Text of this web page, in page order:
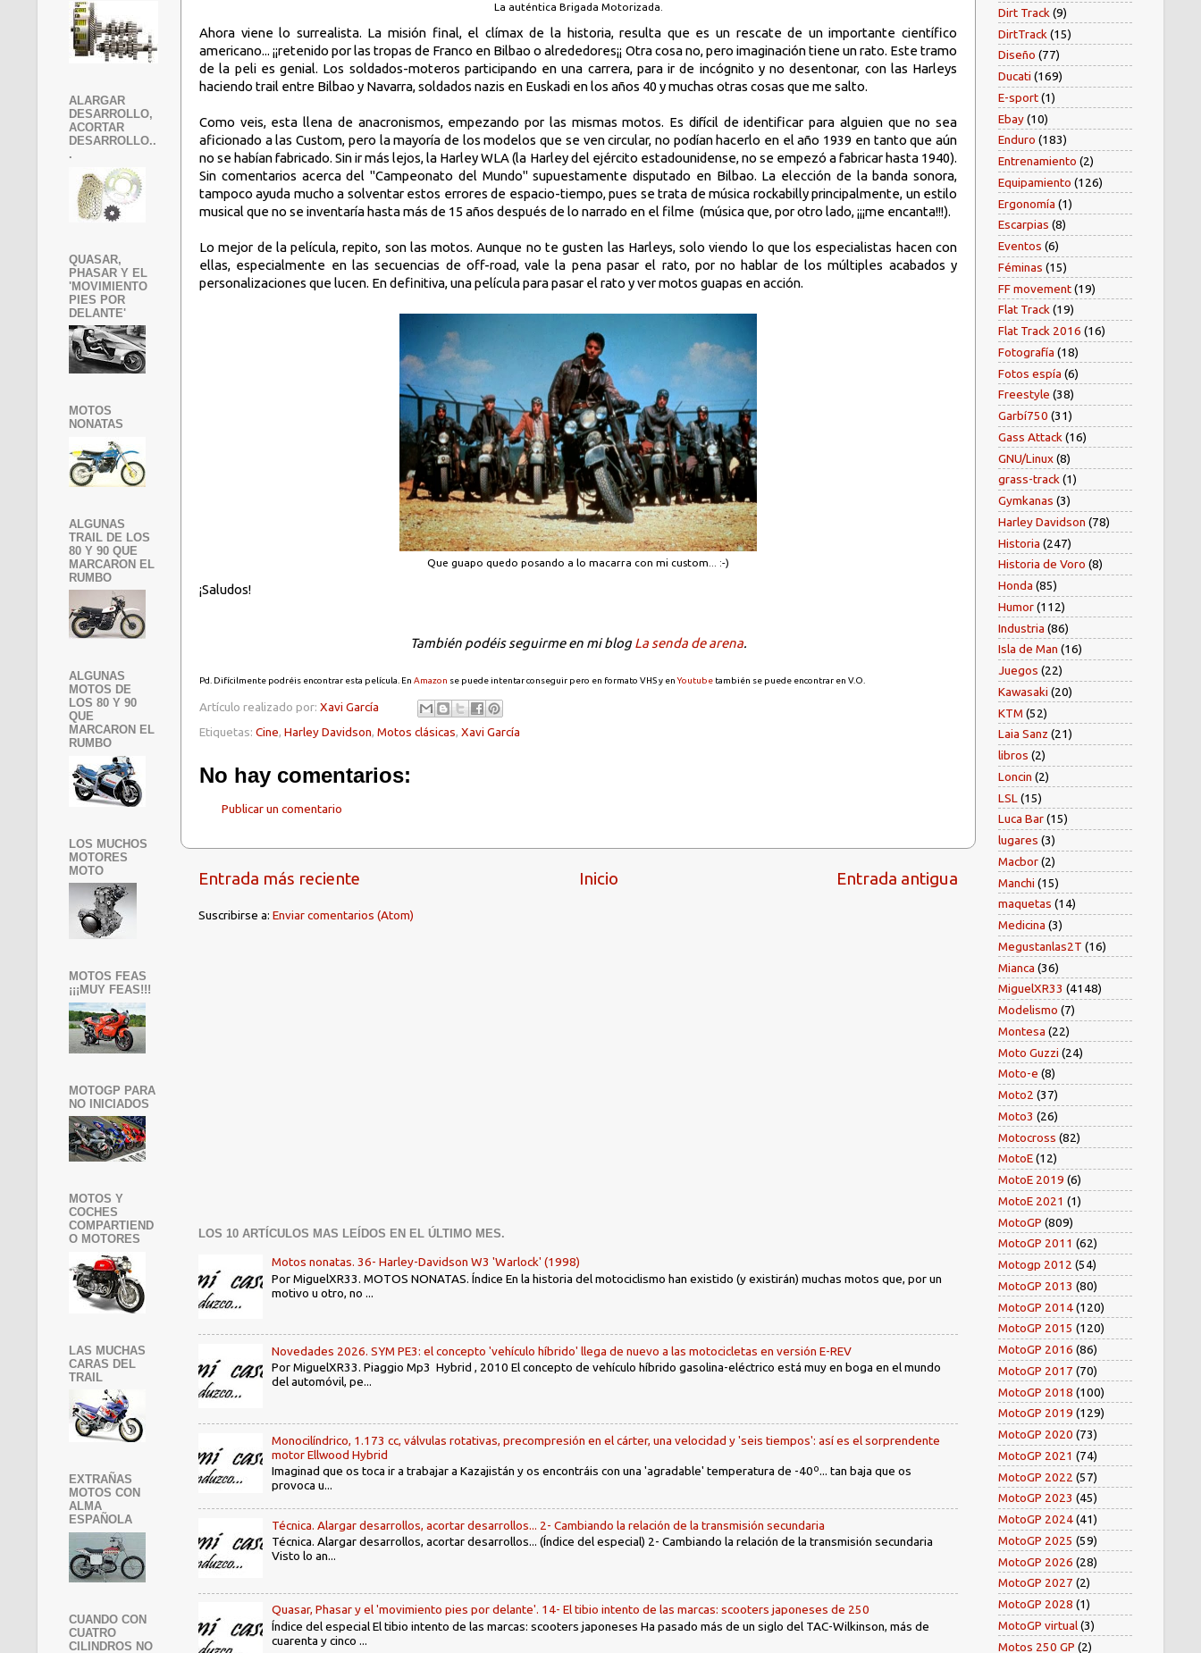
La auténtica Brigada Motorizada.
Ahora viene lo surrealista. La misión final, el clímax de la historia, resulta que es un rescate de un importante científico
americano... ¡¡retenido por las tropas de Franco en Bilbao o alrededores¡¡ Otra cosa no, pero imaginación tiene un rato. Este tramo
de la peli es genial. Los soldados-moteros participando en una carrera, para ir de incógnito y no desentonar, con las Harleys
haciendo trail entre Bilbao y Navarra, soldados nazis en Euskadi en los años 40 y muchas otras cosas que me salto.
Como veis, esta llena de anacronismos, empezando por las mismas motos. Es difícil de identificar para alguien que no sea
aficionado a las Custom, pero la mayoría de los modelos que se ven circular, no podían hacerlo en el año 1939 en tanto que aún
no se habían fabricado. Sin ir más lejos, la Harley WLA (la Harley del ejército estadounidense, no se empezó a fabricar hasta 1940).
Sin comentarios acerca del "Campeonato del Mundo" supuestamente disputado en Bilbao. La elección de la banda sonora,
tampoco ayuda mucho a solventar estos errores de espacio-tiempo, pues se trata de música rockabilly principalmente, un estilo
musical que no se inventaría hasta más de 15 años después de lo narrado en el filme (música que, por otro lado, ¡¡¡me encanta!!!).
Lo mejor de la película, repito, son las motos. Aunque no te gusten las Harleys, solo viendo lo que los especialistas hacen con
ellas, especialmente en las secuencias de off-road, vale la pena pasar el rato, por no hablar de los múltiples acabados y
personalizaciones que lucen. En definitiva, una película para pasar el rato y ver motos guapas en acción.
Que guapo quedo posando a lo macarra con mi custom... :-)
¡Saludos!
También podéis seguirme en mi blogLa senda de arena.
Pd. Difícilmente podréis encontrar esta película. En Amazon se puede intentar conseguir pero en formato VHS y enYoutube también se puede encontrar en V.O.
Artículo realizado por: Xavi García
Etiquetas: Cine, Harley Davidson, Motos clásicas, Xavi García
No hay comentarios:
Publicar un comentario
Entrada más reciente Entrada antigua
Inicio
Suscribirse a: Enviar comentarios (Atom)
LOS 10 ARTÍCULOS MAS LEÍDOS EN EL ÚLTIMO MES.
Motos nonatas. 36- Harley-Davidson W3 'Warlock' (1998)
Por MiguelXR33. MOTOS NONATAS. Índice En la historia del motociclismo han existido (y existirán) muchas motos que, por un
motivo u otro, no ...
Novedades 2026. SYM PE3: el concepto 'vehículo híbrido' llega de nuevo a las motocicletas en versión E-REV
Por MiguelXR33. Piaggio Mp3 Hybrid , 2010 El concepto de vehículo híbrido gasolina-eléctrico está muy en boga en el mundo
del automóvil, pe...
Monocilíndrico, 1.173 cc, válvulas rotativas, precompresión en el cárter, una velocidad y 'seis tiempos': así es el sorprendente
motor Ellwood Hybrid
Imaginad que os toca ir a trabajar a Kazajistán y os encontráis con una 'agradable' temperatura de -40º... tan baja que os
provoca u...
Técnica. Alargar desarrollos, acortar desarrollos... 2- Cambiando la relación de la transmisión secundaria
Técnica. Alargar desarrollos, acortar desarrollos... (Índice del especial) 2- Cambiando la relación de la transmisión secundaria
Visto lo an...
Quasar, Phasar y el 'movimiento pies por delante'. 14- El tibio intento de las marcas: scooters japoneses de 250
Índice del especial El tibio intento de las marcas: scooters japoneses Ha pasado más de un siglo del TAC-Wilkinson, más de
cuarenta y cinco ...
ALARGAR
DESARROLLO,
ACORTAR
DESARROLLO..
.
QUASAR,
PHASAR Y EL
'MOVIMIENTO
PIES POR
DELANTE'
MOTOS
NONATAS
ALGUNAS
TRAIL DE LOS
80 Y 90 QUE
MARCARON EL
RUMBO
ALGUNAS
MOTOS DE
LOS 80 Y 90
QUE
MARCARON EL
RUMBO
LOS MUCHOS
MOTORES
MOTO
MOTOS FEAS
¡¡¡MUY FEAS!!!
MOTOGP PARA
NO INICIADOS
MOTOS Y
COCHES
COMPARTIEND
O MOTORES
LAS MUCHAS
CARAS DEL
TRAIL
EXTRAÑAS
MOTOS CON
ALMA
ESPAÑOLA
CUANDO CON
CUATRO
CILINDROS NO
Dirt Track (9)
DirtTrack (15)
Diseño (77)
Ducati (169)
E-sport(1)
Ebay(10)
Enduro (183)
Entrenamiento (2)
Equipamiento (126)
Ergonomía (1)
Escarpias (8)
Eventos (6)
Féminas (15)
FF movement(19)
Flat Track(19)
Flat Track 2016 (16)
Fotografía (18)
Fotos espía (6)
Freestyle (38)
Garbí750 (31)
Gass Attack (16)
GNU/Linux(8)
grass-track(1)
Gymkanas (3)
Harley Davidson (78)
Historia (247)
Historia de Voro (8)
Honda (85)
Humor(112)
Industria (86)
Isla de Man (16)
Juegos (22)
Kawasaki (20)
KTM (52)
Laia Sanz (21)
libros (2)
Loncin (2)
LSL (15)
Luca Bar(15)
lugares (3)
Macbor(2)
Manchi (15)
maquetas (14)
Medicina (3)
Megustanlas2T (16)
Mianca (36)
MiguelXR33 (4148)
Modelismo (7)
Montesa (22)
Moto Guzzi (24)
Moto-e (8)
Moto2 (37)
Moto3 (26)
Motocross (82)
MotoE(12)
MotoE 2019 (6)
MotoE 2021 (1)
MotoGP (809)
MotoGP 2011 (62)
Motogp 2012 (54)
MotoGP 2013 (80)
MotoGP 2014(120)
MotoGP 2015 (120)
MotoGP 2016 (86)
MotoGP 2017 (70)
MotoGP 2018 (100)
MotoGP 2019 (129)
MotoGP 2020 (73)
MotoGP 2021 (74)
MotoGP 2022 (57)
MotoGP 2023 (45)
MotoGP 2024(41)
MotoGP 2025 (59)
MotoGP 2026 (28)
MotoGP 2027 (2)
MotoGP 2028 (1)
MotoGP virtual(3)
Motos 250 GP (2)